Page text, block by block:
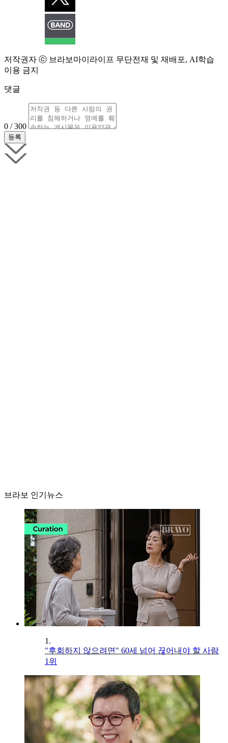
저작권자 ⓒ 브라보마이라이프 무단전재 및 재배포, AI학습
이용 금지
댓글
0 / 300
브라보 인기뉴스
1.
"후회하지 않으려면" 60세 넘어 끊어내야 할 사람
1위